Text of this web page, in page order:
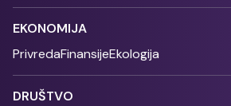
EKONOMIJA
PrivredaFinansijeEkologija
DRUŠTVO